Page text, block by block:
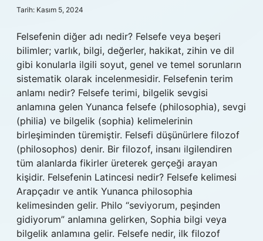
Tarih: Kasım 5, 2024
Felsefenin diğer adı nedir? Felsefe veya beşeri
bilimler; varlık, bilgi, değerler, hakikat, zihin ve dil
gibi konularla ilgili soyut, genel ve temel sorunların
sistematik olarak incelenmesidir. Felsefenin terim
anlamı nedir? Felsefe terimi, bilgelik sevgisi
anlamına gelen Yunanca felsefe (philosophia), sevgi
(philia) ve bilgelik (sophia) kelimelerinin
birleşiminden türemiştir. Felsefi düşünürlere filozof
(philosophos) denir. Bir filozof, insanı ilgilendiren
tüm alanlarda fikirler üreterek gerçeği arayan
kişidir. Felsefenin Latincesi nedir? Felsefe kelimesi
Arapçadır ve antik Yunanca philosophia
kelimesinden gelir. Philo “seviyorum, peşinden
gidiyorum” anlamına gelirken, Sophia bilgi veya
bilgelik anlamına gelir. Felsefe nedir, ilk filozof